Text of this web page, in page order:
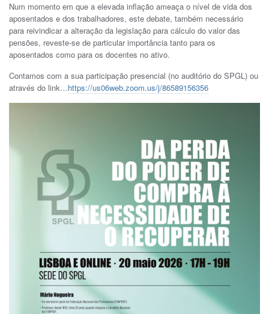
Num momento em que a elevada inflação ameaça o nível de vida dos
aposentados e dos trabalhadores, este debate, também necessário
para reivindicar a alteração da legislação para cálculo do valor das
pensões, reveste-se de particular importância tanto para os
aposentados como para os docentes no ativo.
Contamos com a sua participação presencial (no auditório do SPGL) ou
através do link…https://us06web.zoom.us/j/86589156356